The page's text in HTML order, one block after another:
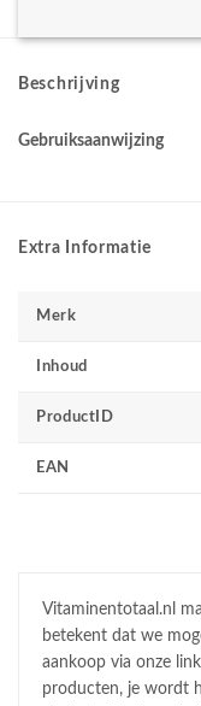
Beschrijving
Gebruiksaanwijzing
Extra Informatie
Merk
Inhoud
ProductID
EAN
Vitaminentotaal.nl
betekent dat we
aankoop via onze
producten, je wordt